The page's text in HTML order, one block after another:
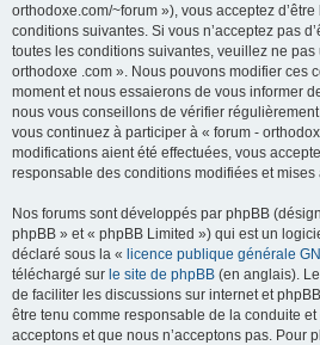
orthodoxe.com/~forum »), vous acceptez
conditions suivantes. Si vous n’acceptez pas
toutes les conditions suivantes, veuillez ne
orthodoxe .com ». Nous pouvons modifier ces
moment et nous essaierons de vous informer
nous vous conseillons de vérifier
vous continuez à participer à « forum -
modifications aient été effectuées, vous
responsable des conditions modifiées et mises
Nos forums sont développés par phpBB
phpBB » et « phpBB Limited ») qui est un
déclaré sous la « licence publique générale
téléchargé sur le site de phpBB (en anglais).
de faciliter les discussions sur internet et
être tenu comme responsable de la conduite
acceptons et que nous n’acceptons pas. Pour